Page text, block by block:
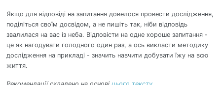
Якщо для відповіді на запитання довелося провести дослідження,
поділіться своїм досвідом, а не пишіть так, ніби відповідь
звалилася на вас із неба. Відповісти на одне хороше запитання -
це як нагодувати голодного один раз, а ось викласти методику
дослідження на прикладі - значить навчити добувати їжу на всю
життя.